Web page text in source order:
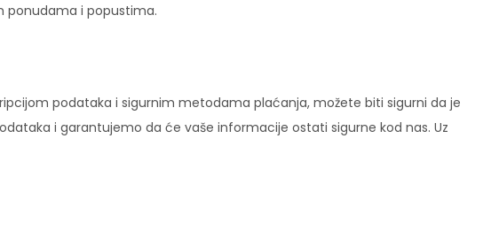
ponudama i popustima.
podataka i sigurnim metodama plaćanja, možete biti sigurni da je
i garantujemo da će vaše informacije ostati sigurne kod nas. Uz